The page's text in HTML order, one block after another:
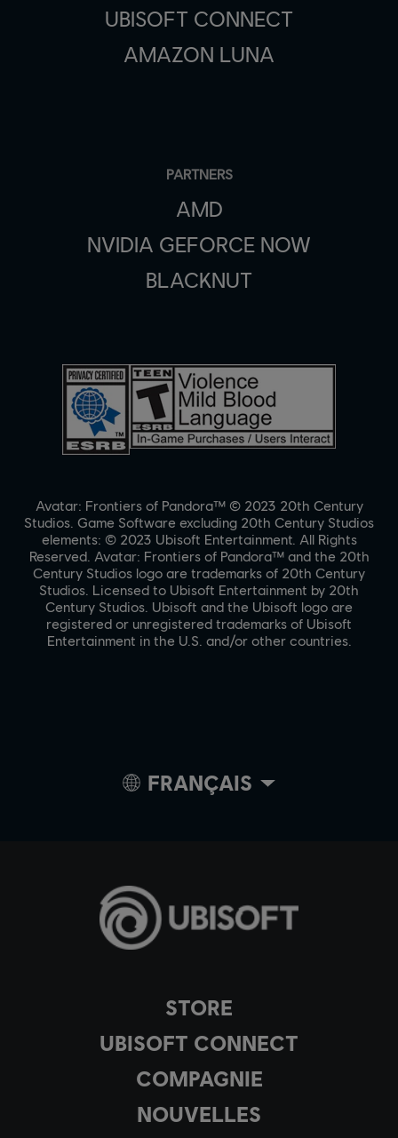
STORE
UBISOFT CONNECT
COMPAGNIE
NOUVELLES
UBISOFT CONNECT
AMAZON LUNA
PARTNERS
AMD
NVIDIA GEFORCE NOW
BLACKNUT
Avatar: Frontiers of Pandora™ © 2023 20th Century
Studios. Game Software excluding 20th Century Studios
elements: © 2023 Ubisoft Entertainment. All Rights
Reserved. Avatar: Frontiers of Pandora™ and the 20th
Century Studios logo are trademarks of 20th Century
Studios. Licensed to Ubisoft Entertainment by 20th
Century Studios. Ubisoft and the Ubisoft logo are
registered or unregistered trademarks of Ubisoft
Entertainment in the U.S. and/or other countries.
FRANÇAIS